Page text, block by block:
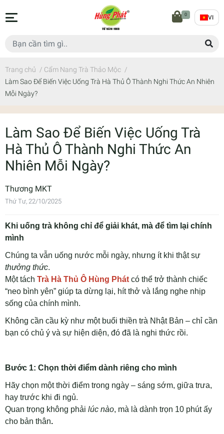
0 VI
Trang chủ / Cẩm Nang Trà Thảo Mộc /
Làm Sao Để Biến Việc Uống Trà Hà Thủ Ô Thành Nghi Thức An Nhiên
Mỗi Ngày?
Làm Sao Để Biến Việc Uống Trà
Hà Thủ Ô Thành Nghi Thức An
Nhiên Mỗi Ngày?
Thương MKT
Thứ Tư, 22/10/2025
Khi uống trà không chỉ để giải khát, mà để tìm lại chính
mình
Chúng ta vẫn uống nước mỗi ngày, nhưng ít khi thật sự
thưởng thức.
Một tách Trà Hà Thủ Ô Hùng Phát có thể trở thành chiếc
“neo bình yên” giúp ta dừng lại, hít thở và lắng nghe nhịp
sống của chính mình.
Không cần cầu kỳ như một buổi thiền trà Nhật Bản – chỉ cần
bạn có chủ ý và sự hiện diện, đó đã là nghi thức rồi.
Bước 1: Chọn thời điểm dành riêng cho mình
Hãy chọn một thời điểm trong ngày – sáng sớm, giữa trưa,
hay trước khi đi ngủ.
Quan trọng không phải lúc nào, mà là dành trọn 10 phút ấy
cho bản thân.